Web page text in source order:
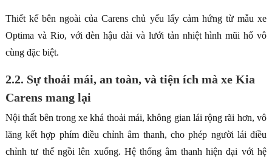
Thiết kế bên ngoài của Carens chủ yếu lấy cảm hứng từ mẫu xe
Optima và Rio, với đèn hậu dài và lưới tản nhiệt hình mũi hổ vô
cùng đặc biệt.
2.2. Sự thoải mái, an toàn, và tiện ích mà xe Kia
Carens mang lại
Nội thất bên trong xe khá thoải mái, không gian lái rộng rãi hơn, vô
lăng kết hợp phím điều chỉnh âm thanh, cho phép người lái điều
chỉnh tư thế ngồi lên xuống. Hệ thống âm thanh hiện đại với hệ